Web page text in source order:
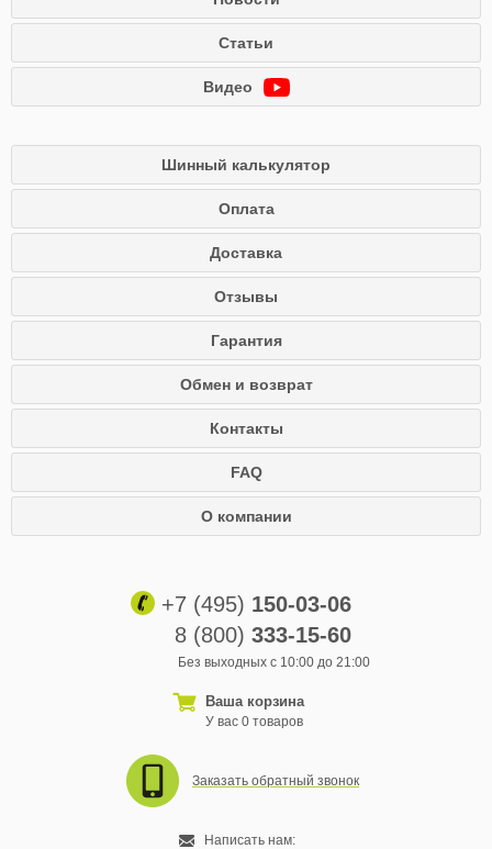
Статьи
Видео
Шинный калькулятор
Оплата
Доставка
Отзывы
Гарантия
Обмен и возврат
Контакты
FAQ
О компании
+7 (495) 150-03-06
8 (800) 333-15-60
Без выходных с 10:00 до 21:00
Ваша корзина
У вас 0 товаров
Заказать обратный звонок
Написать нам: